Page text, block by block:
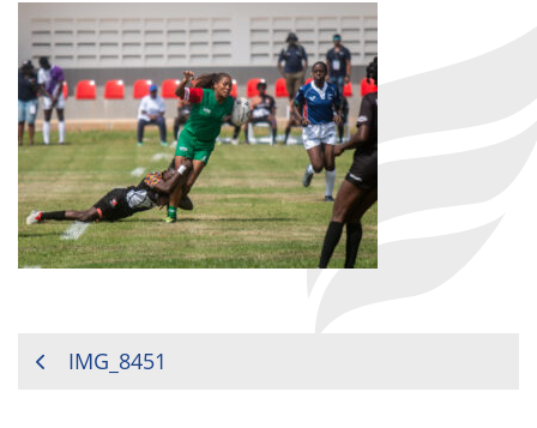
NAVIGATION
IMG_8451